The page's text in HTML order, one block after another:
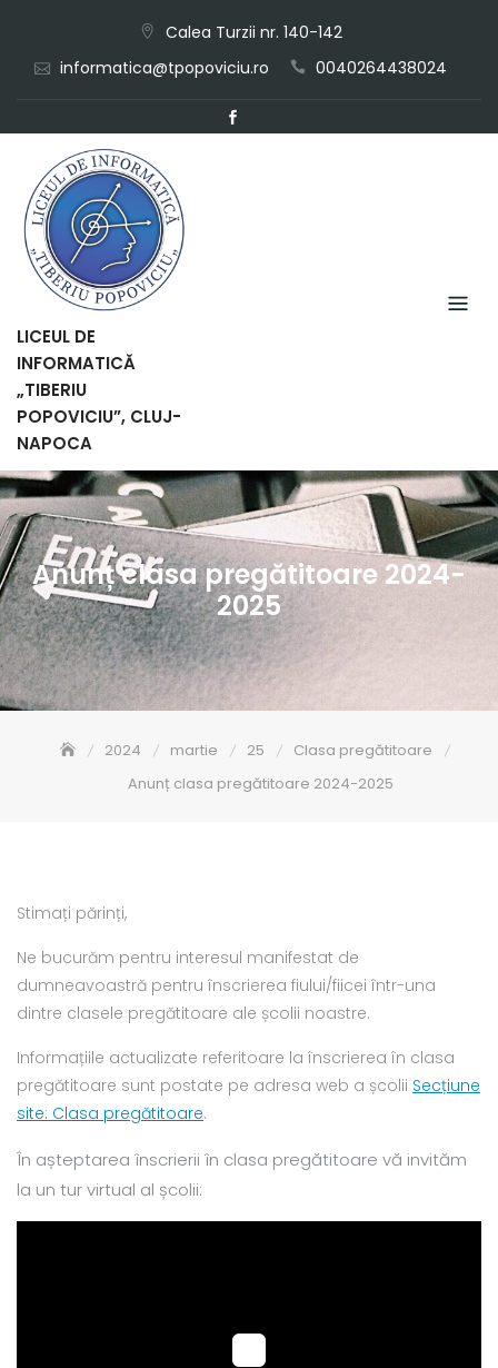
content
Calea Turzii nr. 140-142
informatica@tpopoviciu.ro
0040264438024
LICEUL DE
INFORMATICĂ
„TIBERIU
POPOVICIU”, CLUJ-
NAPOCA
Anunț clasa pregătitoare 2024-
2025
2024 martie 25
Clasa pregătitoare
Anunț clasa pregătitoare 2024-2025
Stimați părinți,
Ne bucurăm pentru interesul manifestat de
dumneavoastră pentru înscrierea fiului/fiicei într-una
dintre clasele pregătitoare ale școlii noastre.
Informațiile actualizate referitoare la înscrierea în clasa
pregătitoare sunt postate pe adresa web a școlii Secțiune
site: Clasa pregătitoare.
În așteptarea înscrierii în clasa pregătitoare vă invităm
la un tur virtual al școlii: